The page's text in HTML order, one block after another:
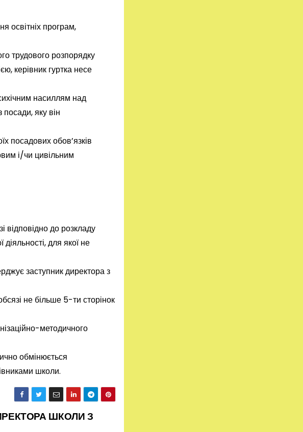
освітніх програм,
трудового розпорядку
керівник гуртка несе
насиллям над
яку він
посадових обов’язків
і/чи цивільним
до розкладу
для якої не
заступник директора з
не більше 5-ти сторінок
методичного
обмінюється
школи.
ШКОЛИ З